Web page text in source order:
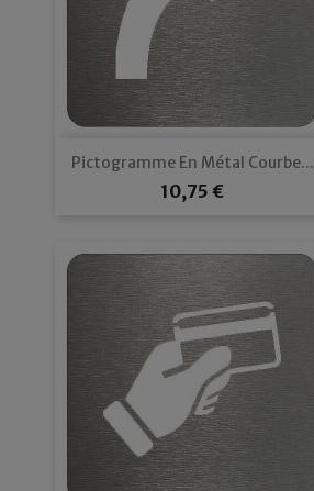
Pictogramme En Métal Courbe...
Prix
10,75 €